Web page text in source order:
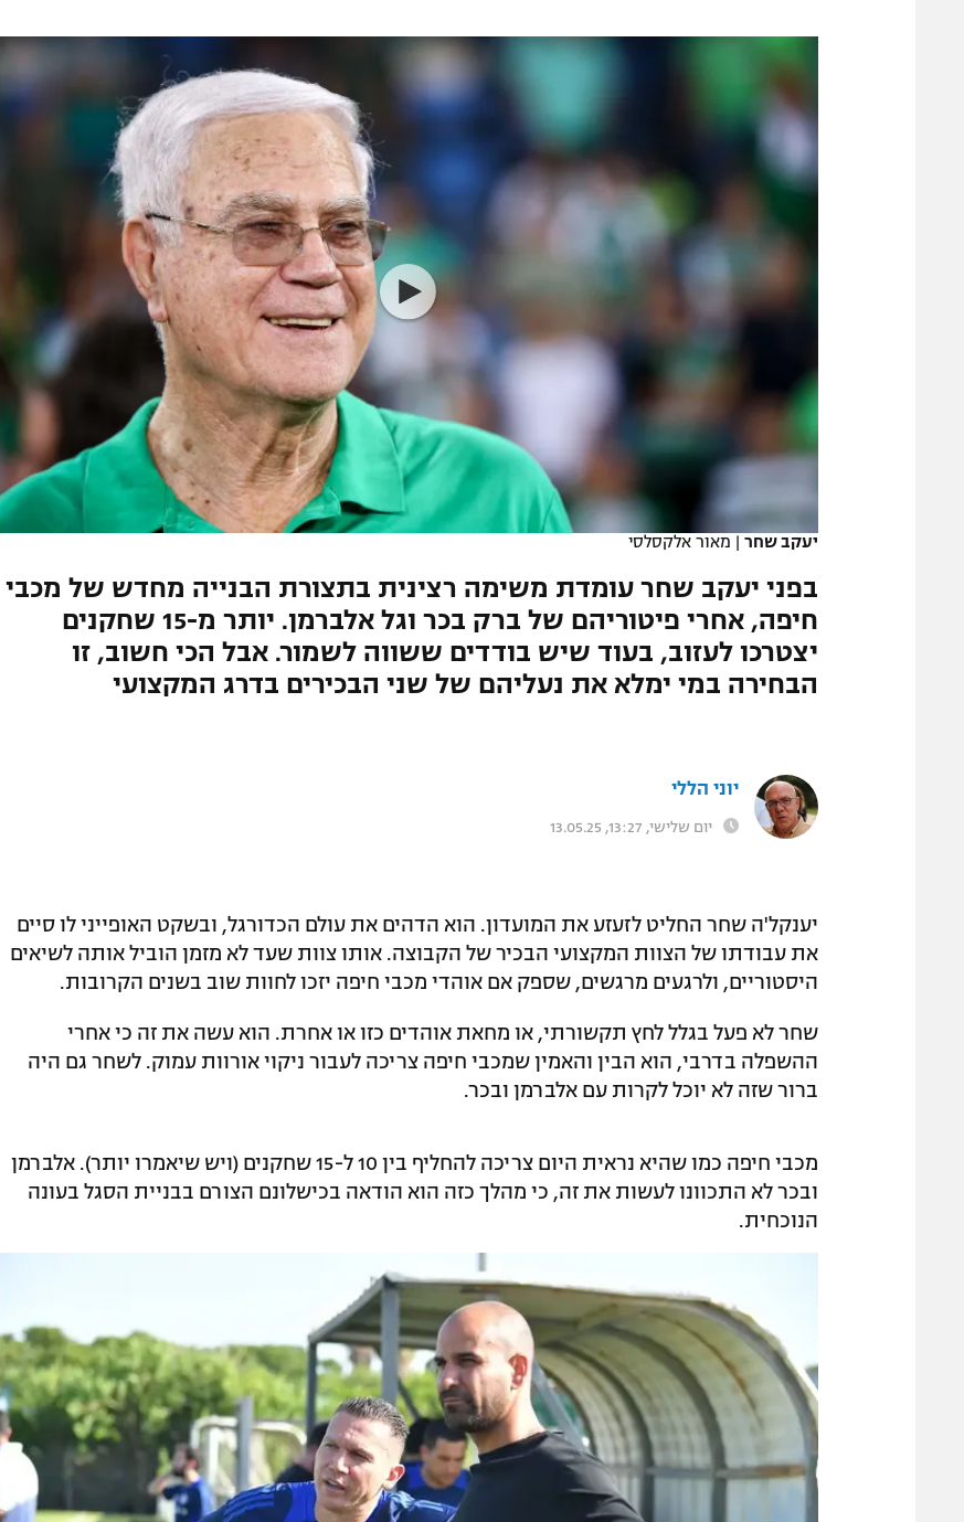
תקנון משתתפים וזוכים בפרסים
תקנון עבור פעילות ספורט 1 – "מרלן"
תנאי שימוש
מדיניות פרטיות
רשיון להקרנה פומבית לבית עסק
הצטרפות לחבילת הערוצים
לוח דרושים – ג'ובנט
המגזין
הפועל תל אביב
הפועל באר שבע
בני יהודה
ליגה סינית
ליגה ברזילאית
ליגות נוספות
יעקב שחר | מאור אלקסלסי
בפני יעקב שחר עומדת משימה רצינית בתצורת הבנייה מחדש של מכבי
חיפה, אחרי פיטוריהם של ברק בכר וגל אלברמן. יותר מ-15 שחקנים
יצטרכו לעזוב, בעוד שיש בודדים ששווה לשמור. אבל הכי חשוב, זו
הבחירה במי ימלא את נעליהם של שני הבכירים בדרג המקצועי
יוני הללי
יום שלישי, 13:27, 13.05.25
יענקל'ה שחר החליט לזעזע את המועדון. הוא הדהים את עולם הכדורגל, ובשקט האופייני לו סיים
את עבודתו של הצוות המקצועי הבכיר של הקבוצה. אותו צוות שעד לא מזמן הוביל אותה לשיאים
היסטוריים, ולרגעים מרגשים, שספק אם אוהדי מכבי חיפה יזכו לחוות שוב בשנים הקרובות.
שחר לא פעל בגלל לחץ תקשורתי, או מחאת אוהדים כזו או אחרת. הוא עשה את זה כי אחרי
ההשפלה בדרבי, הוא הבין והאמין שמכבי חיפה צריכה לעבור ניקוי אורוות עמוק. לשחר גם היה
ברור שזה לא יוכל לקרות עם אלברמן ובכר.
מכבי חיפה כמו שהיא נראית היום צריכה להחליף בין 10 ל-15 שחקנים (ויש שיאמרו יותר). אלברמן
ובכר לא התכוונו לעשות את זה, כי מהלך כזה הוא הודאה בכישלונם הצורם בבניית הסגל בעונה
הנוכחית.